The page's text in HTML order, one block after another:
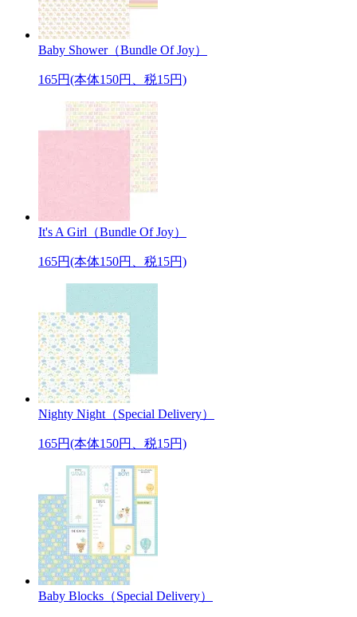
Baby Shower（Bundle Of Joy）
165円(本体150円、税15円)
It's A Girl（Bundle Of Joy）
165円(本体150円、税15円)
Nighty Night（Special Delivery）
165円(本体150円、税15円)
Baby Blocks（Special Delivery）